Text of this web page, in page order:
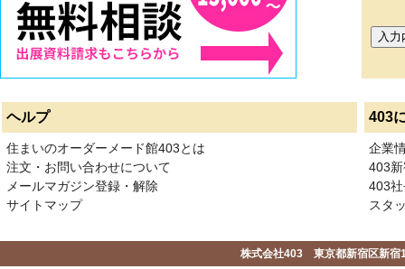
ヘルプ 403
住まいのオーダーメード館403とは
注文・お問い合わせについて
メールマガジン登録・解除
サイトマップ
企業
403
403
スタ
株式会社403 東京都新宿区新